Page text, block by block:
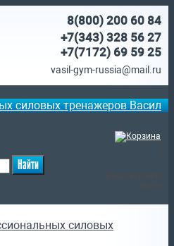
8(800) 200 60 84
+7(343) 328 56 27
+7(7172) 69 59 25
vasil-gym-russia@mail.ru
силовых тренажеров Васил
силовых